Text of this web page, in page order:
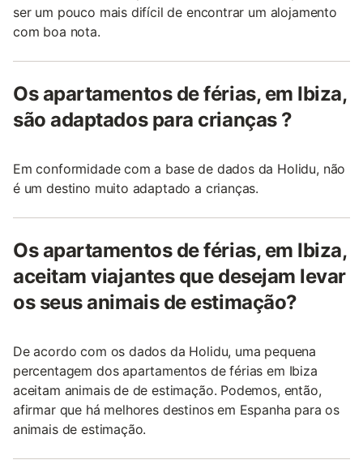
ser um pouco mais difícil de encontrar um alojamento
com boa nota.
Os apartamentos de férias, em Ibiza,
são adaptados para crianças ?
Em conformidade com a base de dados da Holidu, não
é um destino muito adaptado a crianças.
Os apartamentos de férias, em Ibiza,
aceitam viajantes que desejam levar
os seus animais de estimação?
De acordo com os dados da Holidu, uma pequena
percentagem dos apartamentos de férias em Ibiza
aceitam animais de de estimação. Podemos, então,
afirmar que há melhores destinos em Espanha para os
animais de estimação.